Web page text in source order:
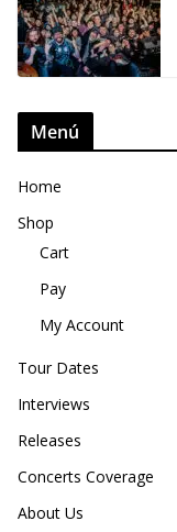
Menú
Home
Shop
Cart
Pay
My Account
Tour Dates
Interviews
Releases
Concerts Coverage
About Us